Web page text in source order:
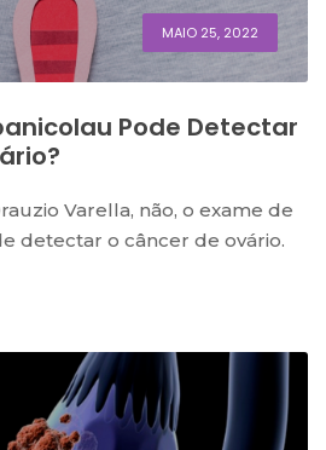
MAIO 25, 2022
Pode Detectar
Varella, não, o exame de
detectar o câncer de ovário.